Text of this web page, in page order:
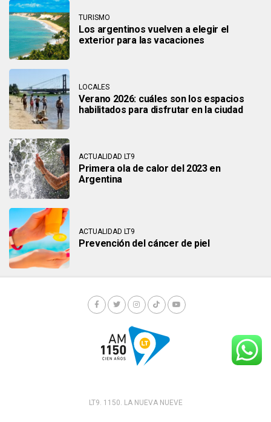
TURISMO
Los argentinos vuelven a elegir el
exterior para las vacaciones
LOCALES
Verano 2026: cuáles son los espacios
habilitados para disfrutar en la ciudad
ACTUALIDAD LT9
Primera ola de calor del 2023 en
Argentina
ACTUALIDAD LT9
Prevención del cáncer de piel
LT9. 1150. LA NUEVA NUEVE